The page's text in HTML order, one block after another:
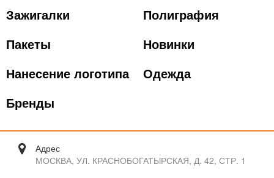
Зажигалки
Полиграфия
Пакеты
Новинки
Нанесение логотипа
Одежда
Бренды
Адрес
МОСКВА, УЛ. КРАСНОБОГАТЫРСКАЯ, Д. 42, СТР. 1